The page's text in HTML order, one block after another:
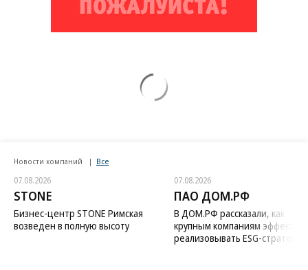
Новости компаний Все
07.08.2026
STONE
Бизнес-центр STONE Римская
возведен в полную высоту
07.08.2026
ПАО ДОМ.РФ
В ДОМ.РФ рассказали, как
крупным компаниям
реализовывать ESG-стратегию